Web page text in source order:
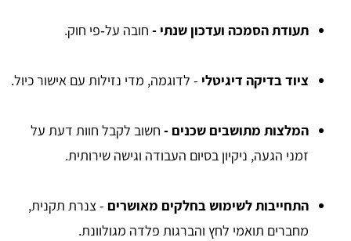
תעודת הסמכה ועדכון שנתי - חובה על‑פי חוק.
ציוד בדיקה דיגיטלי - לדוגמה, מדי נזילות עם אישור כיול.
המלצות מתושבים שכנים - חשוב לקבל חוות דעת על
זמני הגעה, ניקיון בסיום העבודה וגישה שירותית.
התחייבות לשימוש בחלקים מאושרים - צנרת תקנית,
מחברים תואמי לחץ והברגות פלדה מגולוונת.